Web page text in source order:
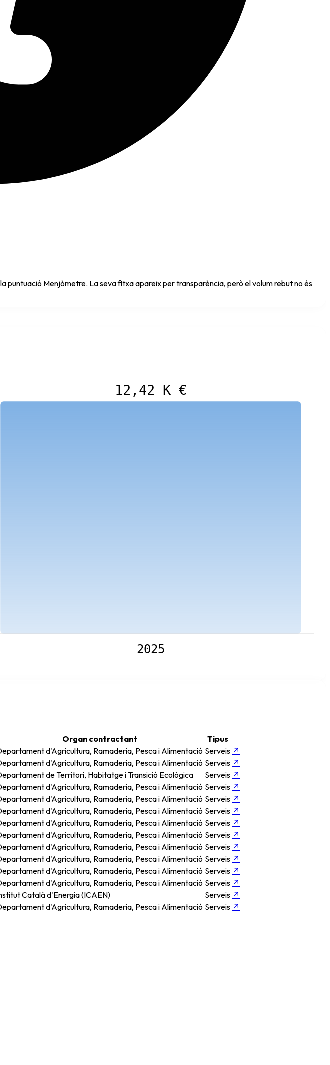
Menjòmetre. La seva fitxa apareix per transparència, però el volum rebut no és
12,42 K €
2025
Organ contractant
Tipus
d'Agricultura, Ramaderia, Pesca i Alimentació Serveis ↗
d'Agricultura, Ramaderia, Pesca i Alimentació Serveis ↗
de Territori, Habitatge i Transició Ecològica Serveis ↗
d'Agricultura, Ramaderia, Pesca i Alimentació Serveis ↗
d'Agricultura, Ramaderia, Pesca i Alimentació Serveis ↗
d'Agricultura, Ramaderia, Pesca i Alimentació Serveis ↗
d'Agricultura, Ramaderia, Pesca i Alimentació Serveis ↗
d'Agricultura, Ramaderia, Pesca i Alimentació Serveis ↗
d'Agricultura, Ramaderia, Pesca i Alimentació Serveis ↗
d'Agricultura, Ramaderia, Pesca i Alimentació Serveis ↗
d'Agricultura, Ramaderia, Pesca i Alimentació Serveis ↗
d'Agricultura, Ramaderia, Pesca i Alimentació Serveis ↗
Català d'Energia (ICAEN) Serveis ↗
d'Agricultura, Ramaderia, Pesca i Alimentació Serveis ↗